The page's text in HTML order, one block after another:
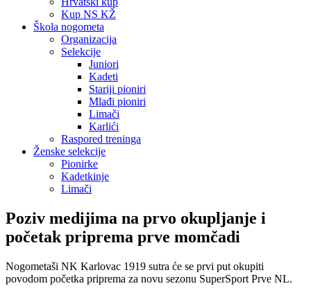
Kup NS KŽ
Škola nogometa
Organizacija
Selekcije
Juniori
Kadeti
Stariji pioniri
Mlađi pioniri
Limači
Karlići
Raspored treninga
Ženske selekcije
Pionirke
Kadetkinje
Limači
Poziv medijima na prvo okupljanje i
početak priprema prve momčadi
Nogometaši NK Karlovac 1919 sutra će se prvi put okupiti
povodom početka priprema za novu sezonu SuperSport Prve NL.